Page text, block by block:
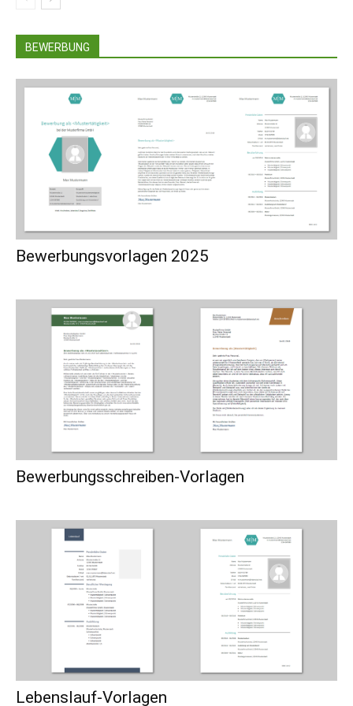
BEWERBUNG
Bewerbungsvorlagen 2025
Bewerbungsschreiben-Vorlagen
Lebenslauf-Vorlagen